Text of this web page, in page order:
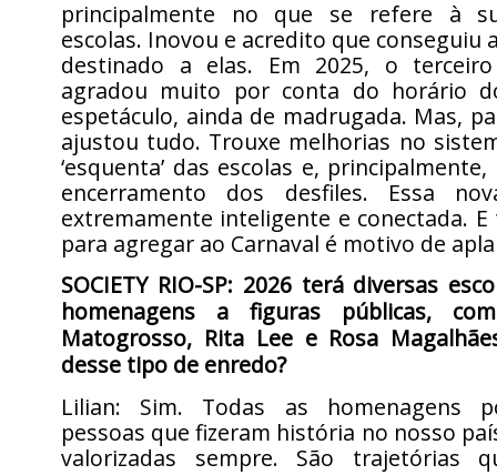
principalmente no que se refere à
escolas. Inovou e acredito que conseguiu
destinado a elas. Em 2025, o
agradou muito por conta do horário
espetáculo, ainda de madrugada. Mas,
ajustou tudo. Trouxe melhorias no
‘esquenta’ das escolas e,
encerramento dos desfiles. Essa
extremamente inteligente e conectada.
para agregar ao Carnaval é motivo de
SOCIETY RIO-SP: 2026 terá diversas
homenagens a figuras públicas,
Matogrosso, Rita Lee e Rosa
desse tipo de enredo?
Lilian: Sim. Todas as homenagens
pessoas que fizeram história no nosso
valorizadas sempre. São trajetórias